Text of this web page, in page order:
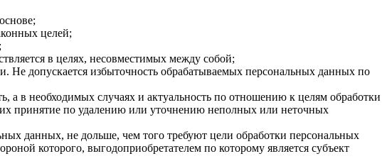
целей;
в целях, несовместимых между собой;
Не допускается избыточность обрабатываемых персональных данных по
а в необходимых случаях и актуальность по отношению к целям обработки
принятие по удалению или уточнению неполных или неточных
данных, не дольше, чем того требуют цели обработки персональных
которого, выгодоприобретателем по которому является субъект